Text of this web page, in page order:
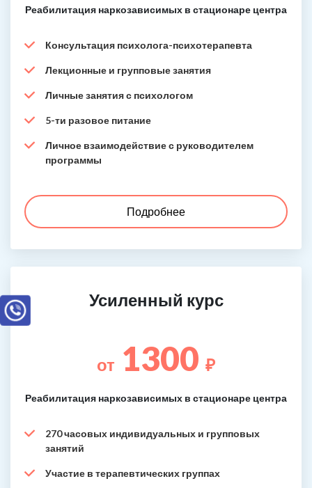
Реабилитация наркозависимых в стационаре центра
Консультация психолога-психотерапевта
Лекционные и групповые занятия
Личные занятия с психологом
5-ти разовое питание
Личное взаимодействие с руководителем
программы
Подробнее
Усиленный курс
от 1300 ₽
Реабилитация наркозависимых в стационаре центра
270 часовых индивидуальных и групповых
занятий
Участие в терапевтических группах